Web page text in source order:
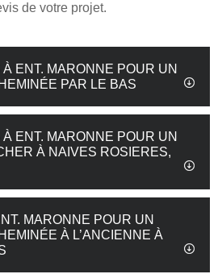
de votre projet.
ENT. MARONNE POUR UN
PAR LE BAS
ENT. MARONNE POUR UN
À NAIVES ROSIERES,
MARONNE POUR UN
À L’ANCIENNE À